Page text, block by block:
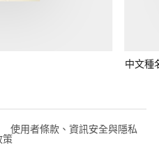
中文種
使用者條款、資訊安全與隱私
策